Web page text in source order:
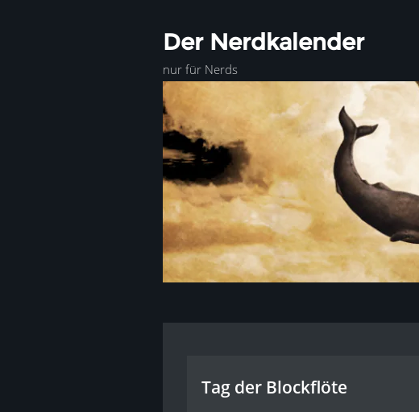
Der Nerdkalender
nur für Nerds
Tag der Blockflöte